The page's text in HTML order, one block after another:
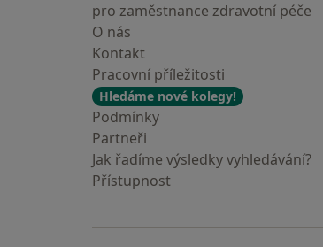
pro zaměstnance zdravotní péče
O nás
Kontakt
Pracovní příležitosti
Hledáme nové kolegy!
Podmínky
Partneři
Jak řadíme výsledky vyhledávání?
Přístupnost